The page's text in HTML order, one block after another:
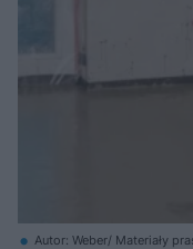
Autor: Weber/ Materiały